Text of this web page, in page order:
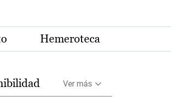
Hemeroteca
Ver más